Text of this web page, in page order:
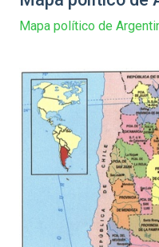
Mapa político de